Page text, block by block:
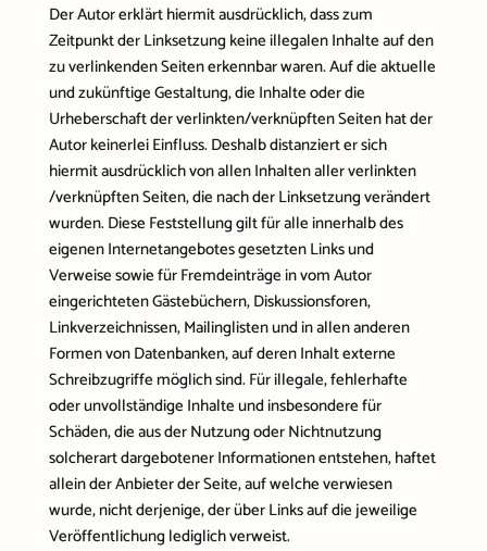
Der Autor erklärt hiermit ausdrücklich, dass zum
Zeitpunkt der Linksetzung keine illegalen Inhalte auf den
zu verlinkenden Seiten erkennbar waren. Auf die aktuelle
und zukünftige Gestaltung, die Inhalte oder die
Urheberschaft der verlinkten/verknüpften Seiten hat der
Autor keinerlei Einfluss. Deshalb distanziert er sich
hiermit ausdrücklich von allen Inhalten aller verlinkten
/verknüpften Seiten, die nach der Linksetzung verändert
wurden. Diese Feststellung gilt für alle innerhalb des
eigenen Internetangebotes gesetzten Links und
Verweise sowie für Fremdeinträge in vom Autor
eingerichteten Gästebüchern, Diskussionsforen,
Linkverzeichnissen, Mailinglisten und in allen anderen
Formen von Datenbanken, auf deren Inhalt externe
Schreibzugriffe möglich sind. Für illegale, fehlerhafte
oder unvollständige Inhalte und insbesondere für
Schäden, die aus der Nutzung oder Nichtnutzung
solcherart dargebotener Informationen entstehen, haftet
allein der Anbieter der Seite, auf welche verwiesen
wurde, nicht derjenige, der über Links auf die jeweilige
Veröffentlichung lediglich verweist.